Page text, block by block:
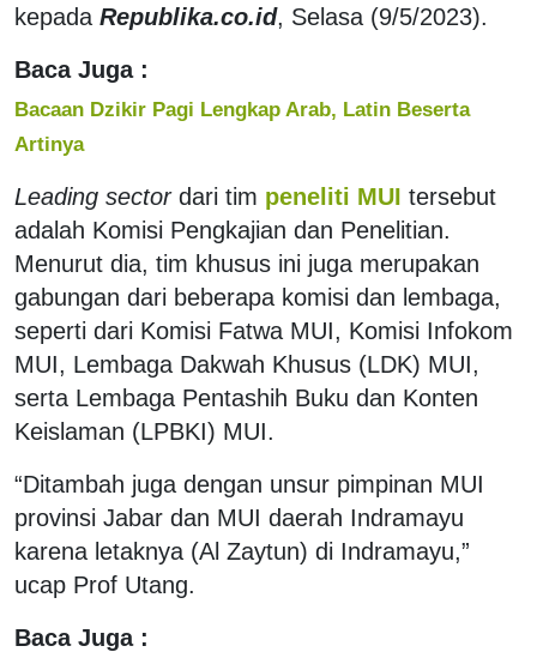
kepada Republika.co.id, Selasa (9/5/2023).
Baca Juga :
Bacaan Dzikir Pagi Lengkap Arab, Latin Beserta
Artinya
Leading sectordari tim peneliti MUI tersebut
adalah Komisi Pengkajian dan Penelitian.
Menurut dia, tim khusus ini juga merupakan
gabungan dari beberapa komisi dan lembaga,
seperti dari Komisi Fatwa MUI, Komisi Infokom
MUI, Lembaga Dakwah Khusus (LDK) MUI,
serta Lembaga Pentashih Buku dan Konten
Keislaman (LPBKI) MUI.
“Ditambah juga dengan unsur pimpinan MUI
provinsi Jabar dan MUI daerah Indramayu
karena letaknya (Al Zaytun) di Indramayu,”
ucap Prof Utang.
Baca Juga :